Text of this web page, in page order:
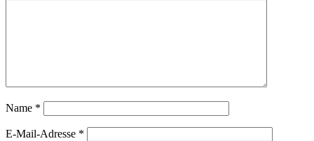
Name *
E-Mail-Adresse *